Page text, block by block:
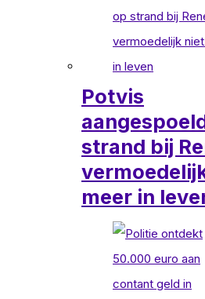
Potvis
strand bij
meer in